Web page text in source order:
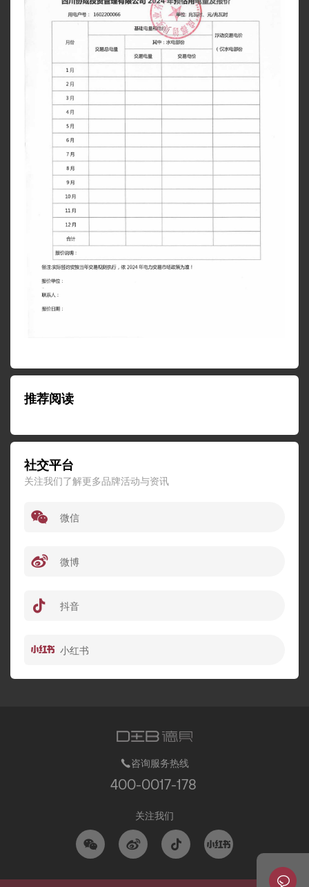
推荐阅读
社交平台
关注我们了解更多品牌活动与资讯
微信
微博
抖音
小红书
咨询服务热线
400-0017-178
关注我们